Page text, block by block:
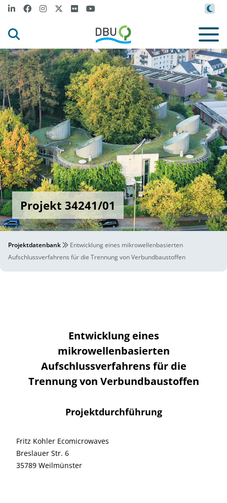
Projekt 34241/01
Projektdatenbank
Entwicklung eines mikrowellenbasierten
Aufschlussverfahrens für die Trennung von Verbundbaustoffen
Entwicklung eines
mikrowellenbasierten
Aufschlussverfahrens für die
Trennung von Verbundbaustoffen
Projektdurchführung
Fritz Kohler Ecomicrowaves
Breslauer Str. 6
35789 Weilmünster